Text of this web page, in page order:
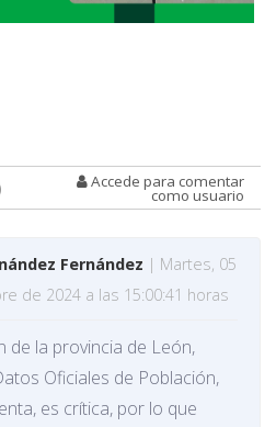
Accede para comentar
como usuario
Fernández | Martes, 05
de 2024 a las 15:00:41 horas
de la provincia de León,
Oficiales de Población,
es crítica, por lo que